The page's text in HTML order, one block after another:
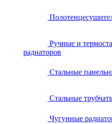
Ручные и
радиаторов
Стальные
Стальные
Чугунные